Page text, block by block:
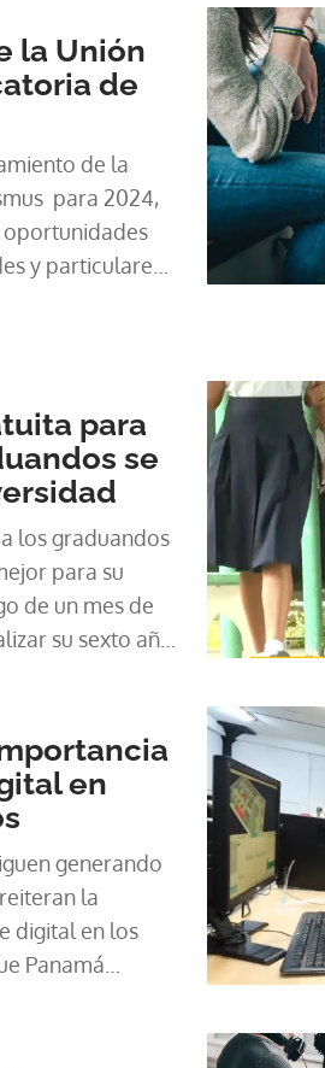
la Unión
de
de la
para 2024,
oportunidades
y particulares
para
se
los graduandos
para su
de un mes de
su sexto año
de su ingreso a
estudiantes en
a la
hace falta lo
para
dudas que
preparados?
en
generando
la
digital en los
Panamá
big data,